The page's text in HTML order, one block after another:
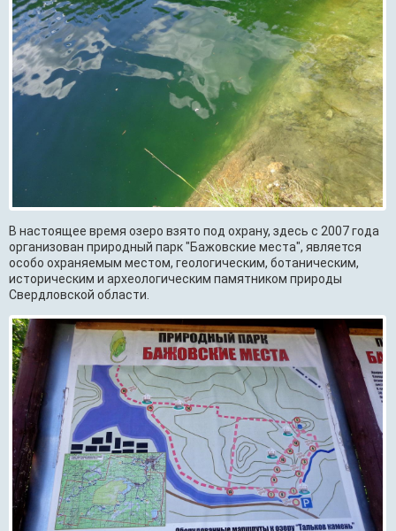
В настоящее время озеро взято под охрану, здесь с 2007 года
организован природный парк "Бажовские места", является
особо охраняемым местом, геологическим, ботаническим,
историческим и археологическим памятником природы
Свердловской области.